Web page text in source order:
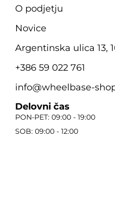
O podjetju
Novice
Argentinska ulica 13,
+386 59 022 761
info@wheelbase-
Delovni čas
PON-PET: 09:00 - 19:00
SOB: 09:00 - 12:00